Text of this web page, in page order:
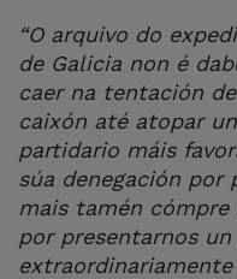
“O arquivo do
de Galicia non é
caer na tentación
caixón até atopar
partidario máis
súa denegación por
mais tamén cómpre
por presentarnos